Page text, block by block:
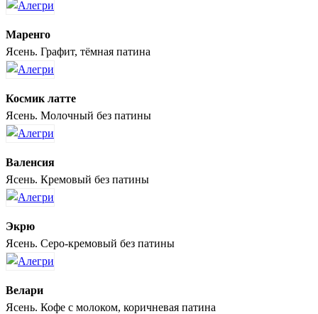
Маренго
Ясень. Графит, тёмная патина
Космик латте
Ясень. Молочный без патины
Валенсия
Ясень. Кремовый без патины
Экрю
Ясень. Серо-кремовый без патины
Велари
Ясень. Кофе с молоком, коричневая патина